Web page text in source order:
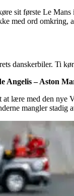
sit første Le
med ord omkring,
danskerbiler. Ti
Angelis – Aston
lære med den
mangler